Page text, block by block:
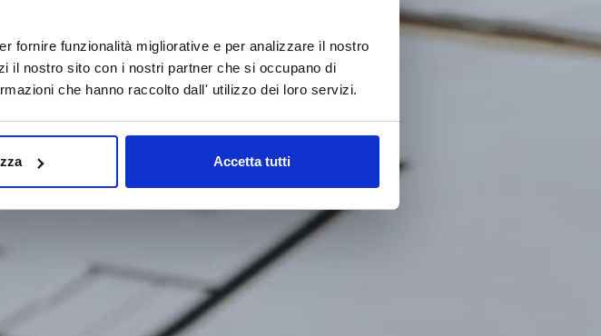
fornire funzionalità migliorative e per analizzare il nostro
il nostro sito con i nostri partner che si occupano di
che hanno raccolto dall' utilizzo dei loro servizi.
Accetta tutti